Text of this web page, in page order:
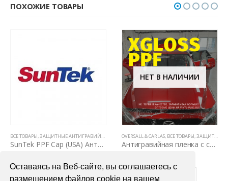
Оставаясь на Веб-сайте, вы соглашаетесь с
размещением файлов cookie на вашем
ПОХОЖИЕ ТОВАРЫ
НА КУЗОВЕ)
PPF (5 ЛЕТ, НЕ ВИДНЫ НА КУЗОВЕ)
ЗАЩИТНЫЕ АНТИГРАВИЙНЫЕ ПЛЕНКИ ДЛЯ АВТОМОБИЛЯ
ВСЕ ТОВАРЫ,ЗАЩИТНЫЕ АНТИГРАВИЙНЫЕ ПЛЕНКИ ДЛЯ АВТОМОБИЛЯ ,ПОЛИУРЕТАНОВЫЕ
SunTek PPF Cap (USA) Антигравийная пленка 1,52м х 1м
В КОРЗИНУ
НЕТ В НАЛИЧИИ
OVERSALL & CARLAS, ВСЕ ТОВАРЫ,ЗАЩИТНЫЕ АНТИГРАВИЙНЫЕ ПЛЕНКИ ДЛЯ АВТОМОБИЛЯ
Антигравийная пленка с самовосстановлением Solarnex XGloss 1,52 x 15м
ПОДРОБНЕЕ